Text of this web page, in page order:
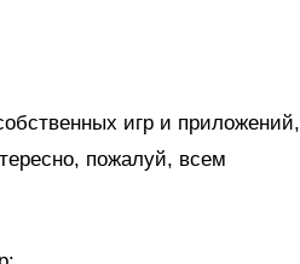
игр и приложений,
пожалуй, всем